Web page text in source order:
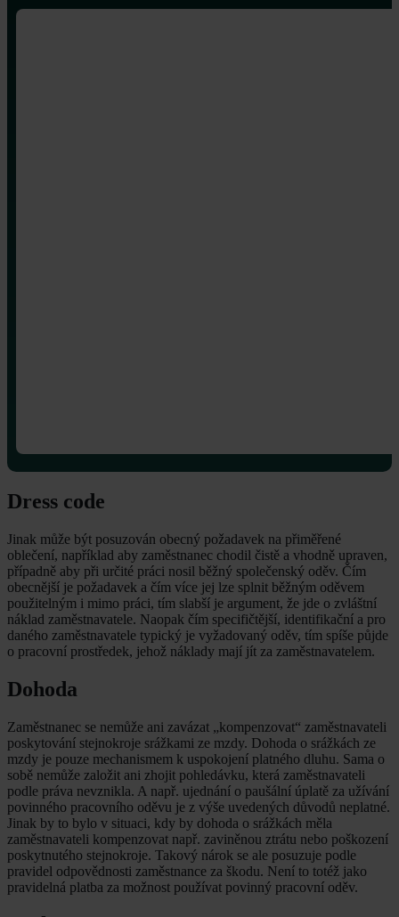
Dress code
Jinak může být posuzován obecný požadavek na přiměřené
oblečení, například aby zaměstnanec chodil čistě a vhodně upraven,
případně aby při určité práci nosil běžný společenský oděv. Čím
obecnější je požadavek a čím více jej lze splnit běžným oděvem
použitelným i mimo práci, tím slabší je argument, že jde o zvláštní
náklad zaměstnavatele. Naopak čím specifičtější, identifikační a pro
daného zaměstnavatele typický je vyžadovaný oděv, tím spíše půjde
o pracovní prostředek, jehož náklady mají jít za zaměstnavatelem.
Dohoda
Zaměstnanec se nemůže ani zavázat „kompenzovat“ zaměstnavateli
poskytování stejnokroje srážkami ze mzdy. Dohoda o srážkách ze
mzdy je pouze mechanismem k uspokojení platného dluhu. Sama o
sobě nemůže založit ani zhojit pohledávku, která zaměstnavateli
podle práva nevznikla. A např. ujednání o paušální úplatě za užívání
povinného pracovního oděvu je z výše uvedených důvodů neplatné.
Jinak by to bylo v situaci, kdy by dohoda o srážkách měla
zaměstnavateli kompenzovat např. zaviněnou ztrátu nebo poškození
poskytnutého stejnokroje. Takový nárok se ale posuzuje podle
pravidel odpovědnosti zaměstnance za škodu. Není to totéž jako
pravidelná platba za možnost používat povinný pracovní oděv.